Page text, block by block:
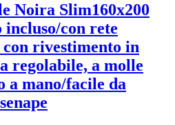
Noira Slim160x200
incluso/con rete
rivestimento in
regolabile, a molle
a mano/facile da